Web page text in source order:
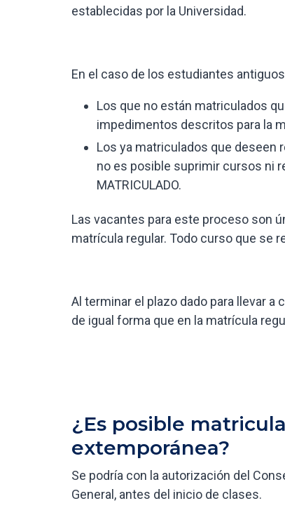
establecidas por la Universidad.
En el caso de los estudiantes
Los que no están matriculados
impedimentos descritos para la
Los ya matriculados que deseen
no es posible suprimir cursos ni
MATRICULADO.
Las vacantes para este proceso son
matrícula regular. Todo curso que se
Al terminar el plazo dado para llevar
de igual forma que en la matrícula
¿Es posible
extemporánea?
Se podría con la autorización del
General, antes del inicio de clases.